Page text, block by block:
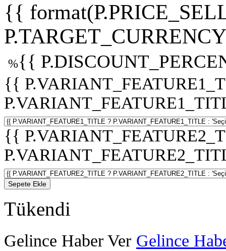
{{
%{{
{{
{{
Sepete Ekle
Tükendi
Gelince Haber Ver Gelince